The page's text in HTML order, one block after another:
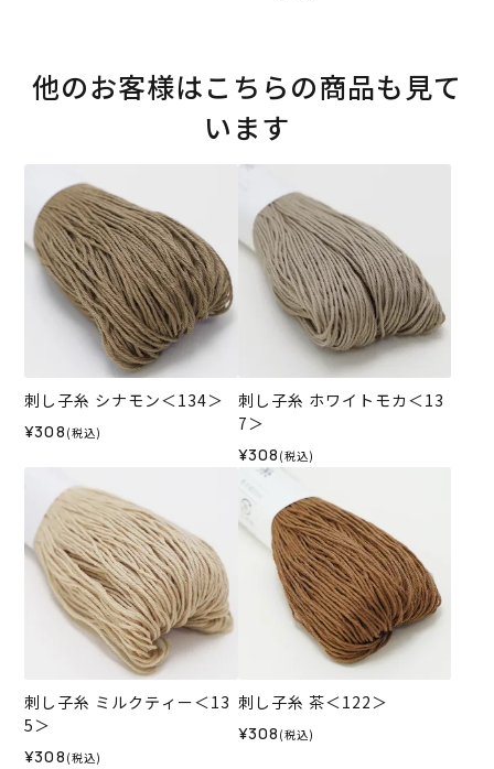
他のお客様はこちらの商品も見て
います
刺し子糸 シナモン＜134＞
¥308 (税込)
刺し子糸 ホワイトモカ＜13
7＞
¥308 (税込)
刺し子糸 ミルクティー＜13
5＞
¥308 (税込)
刺し子糸 茶＜122＞
¥308 (税込)